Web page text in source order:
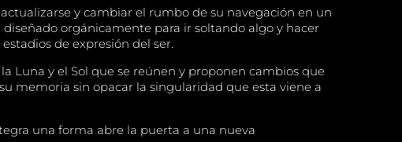
y cambiar el rumbo de su navegación en un
orgánicamente para ir soltando algo y hacer
de expresión del ser.
Luna y el Sol que se reúnen y proponen cambios que
memoria sin opacar la singularidad que esta viene a
una forma abre la puerta a una nueva